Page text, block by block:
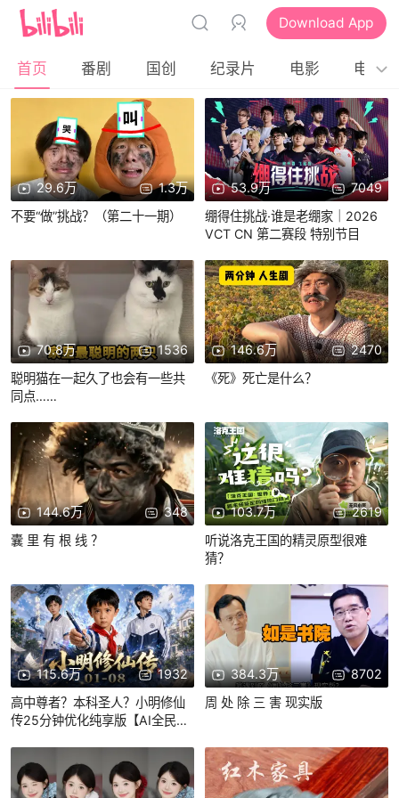
Download App
首页 番剧 国创 纪录片 电影 电视剧
29.6万
1.3万
不要“做”挑战？（第二十一期）
53.9万
7049
绷得住挑战·谁是老绷家｜2026
VCT CN 第二赛段 特别节目
70.8万
1536
聪明猫在一起久了也会有一些共
同点……
146.6万
2470
《死》死亡是什么？
144.6万
348
囊 里 有 根 线 ？
103.7万
2619
听说洛克王国的精灵原型很难
猜？
115.6万
1932
高中尊者？本科圣人？小明修仙
传25分钟优化纯享版【AI全民制
384.3万
8702
周 处 除 三 害 现实版